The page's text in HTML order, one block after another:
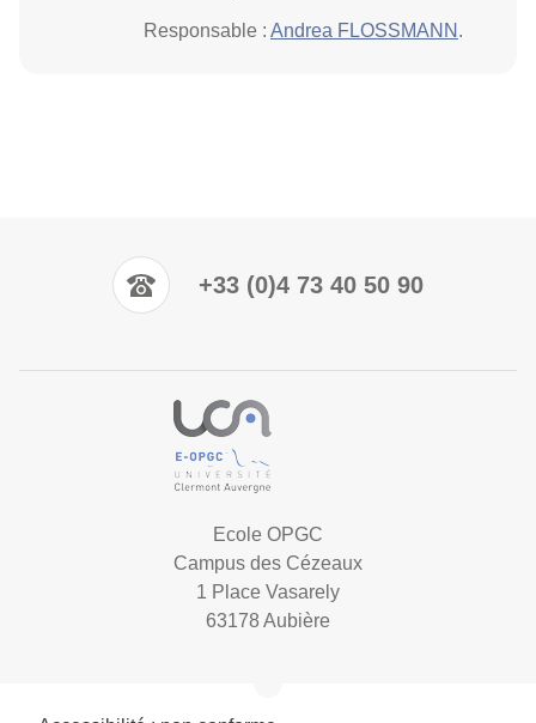
Responsable : Andrea FLOSSMANN .
+33 (0)4 73 40 50 90
Ecole OPGC
Campus des Cézeaux
1 Place Vasarely
63178 Aubière